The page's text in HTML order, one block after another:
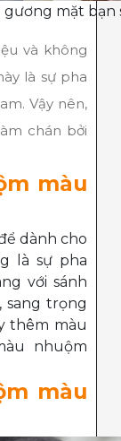
mặt bạn
và không
là sự pha
Vậy nên,
chán bởi
màu
dành cho
là sự pha
với sánh
trọng
thêm màu
nhuộm
màu